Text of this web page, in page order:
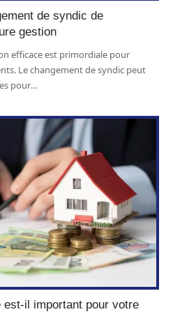
de syndic de
gestion
efficace est primordiale pour
Le changement de syndic peut
pour…
est-il important pour votre